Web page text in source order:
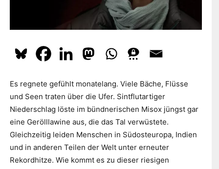
Es regnete gefühlt monatelang. Viele Bäche, Flüsse
und Seen traten über die Ufer. Sintflutartiger
Niederschlag löste im bündnerischen Misox jüngst gar
eine Gerölllawine aus, die das Tal verwüstete.
Gleichzeitig leiden Menschen in Südosteuropa, Indien
und in anderen Teilen der Welt unter erneuter
Rekordhitze. Wie kommt es zu dieser riesigen